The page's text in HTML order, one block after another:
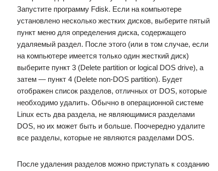
Запустите программу Fdisk. Если на компьютере
установлено несколько жестких дисков, выберите пятый
пункт меню для определения диска, содержащего
удаляемый раздел. После этого (или в том случае, если
на компьютере имеется только один жесткий диск)
выберите пункт 3 (Delete partition or logical DOS drive), а
затем — пункт 4 (Delete non-DOS partition). Будет
отображен список разделов, отличных от DOS, которые
необходимо удалить. Обычно в операционной системе
Linux есть два раздела, не являющимися разделами
DOS, но их может быть и больше. Поочередно удалите
все разделы, которые не являются разделами DOS.
После удаления разделов можно приступать к созданию